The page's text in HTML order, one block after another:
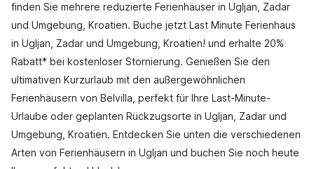
finden Sie mehrere reduzierte Ferienhäuser in Ugljan, Zadar
und Umgebung, Kroatien. Buche jetzt Last Minute Ferienhaus
in Ugljan, Zadar und Umgebung, Kroatien! und erhalte 20%
Rabatt* bei kostenloser Stornierung. Genießen Sie den
ultimativen Kurzurlaub mit den außergewöhnlichen
Ferienhäusern von Belvilla, perfekt für Ihre Last-Minute-
Urlaube oder geplanten Rückzugsorte in Ugljan, Zadar und
Umgebung, Kroatien. Entdecken Sie unten die verschiedenen
Arten von Ferienhäusern in Ugljan und buchen Sie noch heute